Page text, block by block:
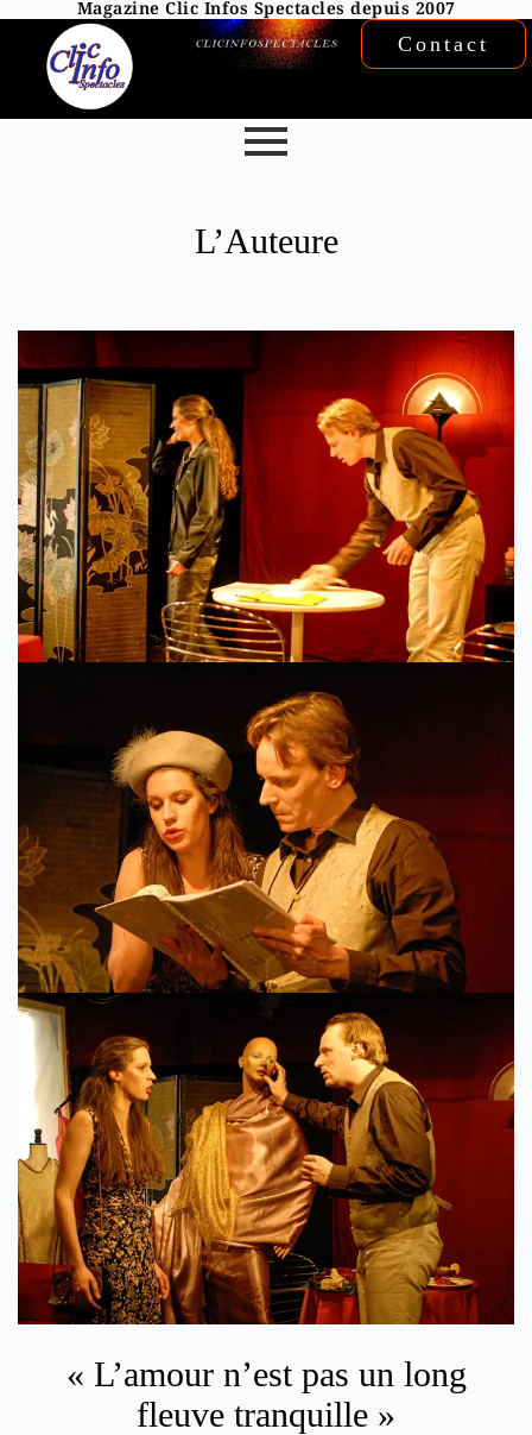
Magazine Clic Infos Spectacles depuis 2007
Contact
L’Auteure
« L’amour n’est pas un long
fleuve tranquille »